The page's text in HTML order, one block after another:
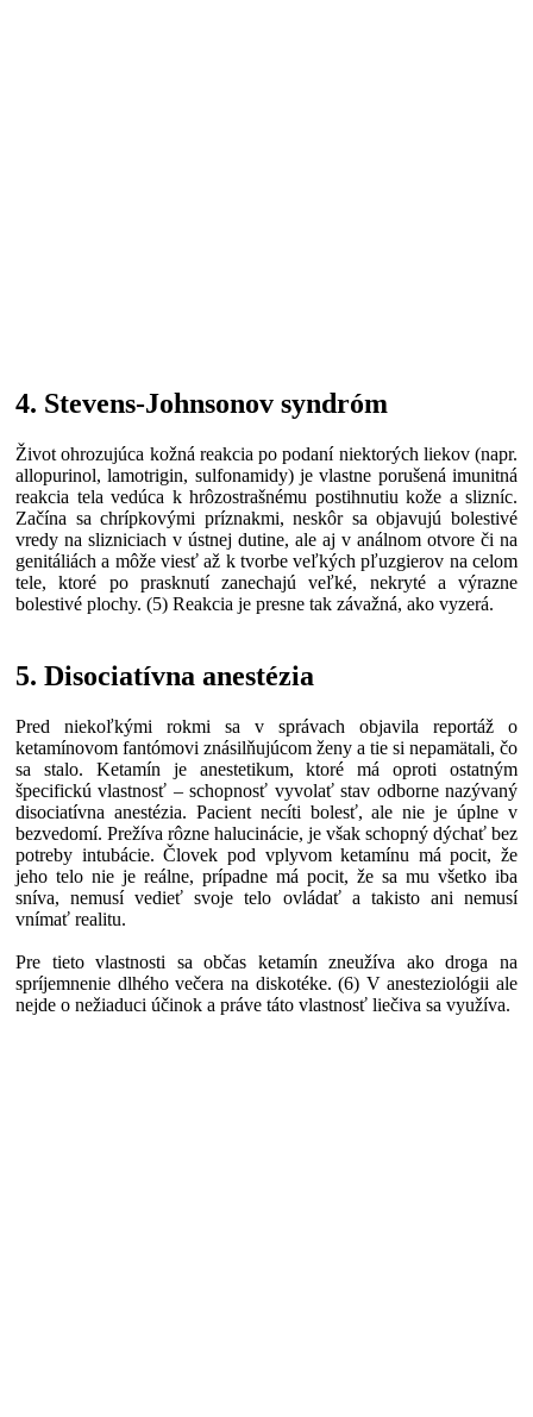
4. Stevens-Johnsonov syndróm
Život ohrozujúca kožná reakcia po podaní niektorých liekov (napr.
allopurinol, lamotrigin, sulfonamidy) je vlastne porušená imunitná
reakcia tela vedúca k hrôzostrašnému postihnutiu kože a slizníc.
Začína sa chrípkovými príznakmi, neskôr sa objavujú bolestivé
vredy na slizniciach v ústnej dutine, ale aj v análnom otvore či na
genitáliách a môže viesť až k tvorbe veľkých pľuzgierov na celom
tele, ktoré po prasknutí zanechajú veľké, nekryté a výrazne
bolestivé plochy. (5) Reakcia je presne tak závažná, ako vyzerá.
5. Disociatívna anestézia
Pred niekoľkými rokmi sa v správach objavila reportáž o
ketamínovom fantómovi znásilňujúcom ženy a tie si nepamätali, čo
sa stalo. Ketamín je anestetikum, ktoré má oproti ostatným
špecifickú vlastnosť – schopnosť vyvolať stav odborne nazývaný
disociatívna anestézia. Pacient necíti bolesť, ale nie je úplne v
bezvedomí. Prežíva rôzne halucinácie, je však schopný dýchať bez
potreby intubácie. Človek pod vplyvom ketamínu má pocit, že
jeho telo nie je reálne, prípadne má pocit, že sa mu všetko iba
sníva, nemusí vedieť svoje telo ovládať a takisto ani nemusí
vnímať realitu.
Pre tieto vlastnosti sa občas ketamín zneužíva ako droga na
spríjemnenie dlhého večera na diskotéke. (6) V anesteziológii ale
nejde o nežiaduci účinok a práve táto vlastnosť liečiva sa využíva.